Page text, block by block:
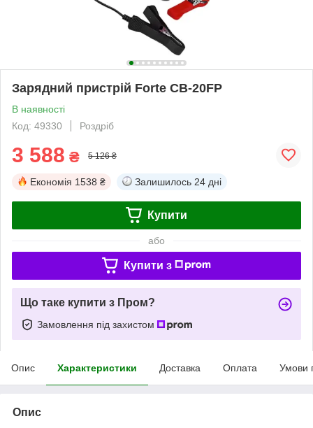
Зарядний пристрій Forte CB-20FP
В наявності
Код: 49330
Роздріб
3 588 ₴ 5 126 ₴
Економія 1538 ₴ Залишилось 24 дні
Купити
або
Купити з
Що таке купити з Пром?
Замовлення під захистом
Опис Характеристики Доставка Оплата Умови
Опис